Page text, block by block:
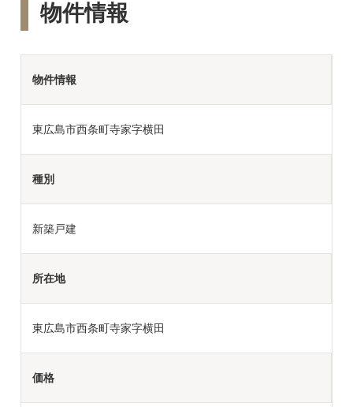
物件情報
物件情報
東広島市西条町寺家字横田
種別
新築戸建
所在地
東広島市西条町寺家字横田
価格